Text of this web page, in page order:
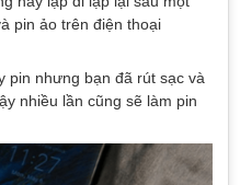
pin ảo trên điện thoại
pin nhưng bạn đã rút sạc và
nhiều lần cũng sẽ làm pin